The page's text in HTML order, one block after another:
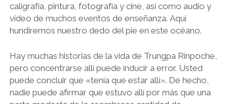
caligrafía, pintura, fotografía y cine, así como audio y
video de muchos eventos de enseñanza. Aquí
hundiremos nuestro dedo del pie en este océano.
Hay muchas historias de la vida de Trungpa Rinpoche,
pero concentrarse allí puede inducir a error. Usted
puede concluir que «tenía que estar allí». De hecho,
nadie puede afirmar que estuvo allí por más que una